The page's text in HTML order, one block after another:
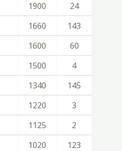
1900
24
1660
143
1600
60
1500
4
1340
145
1220
3
1125
2
1020
123